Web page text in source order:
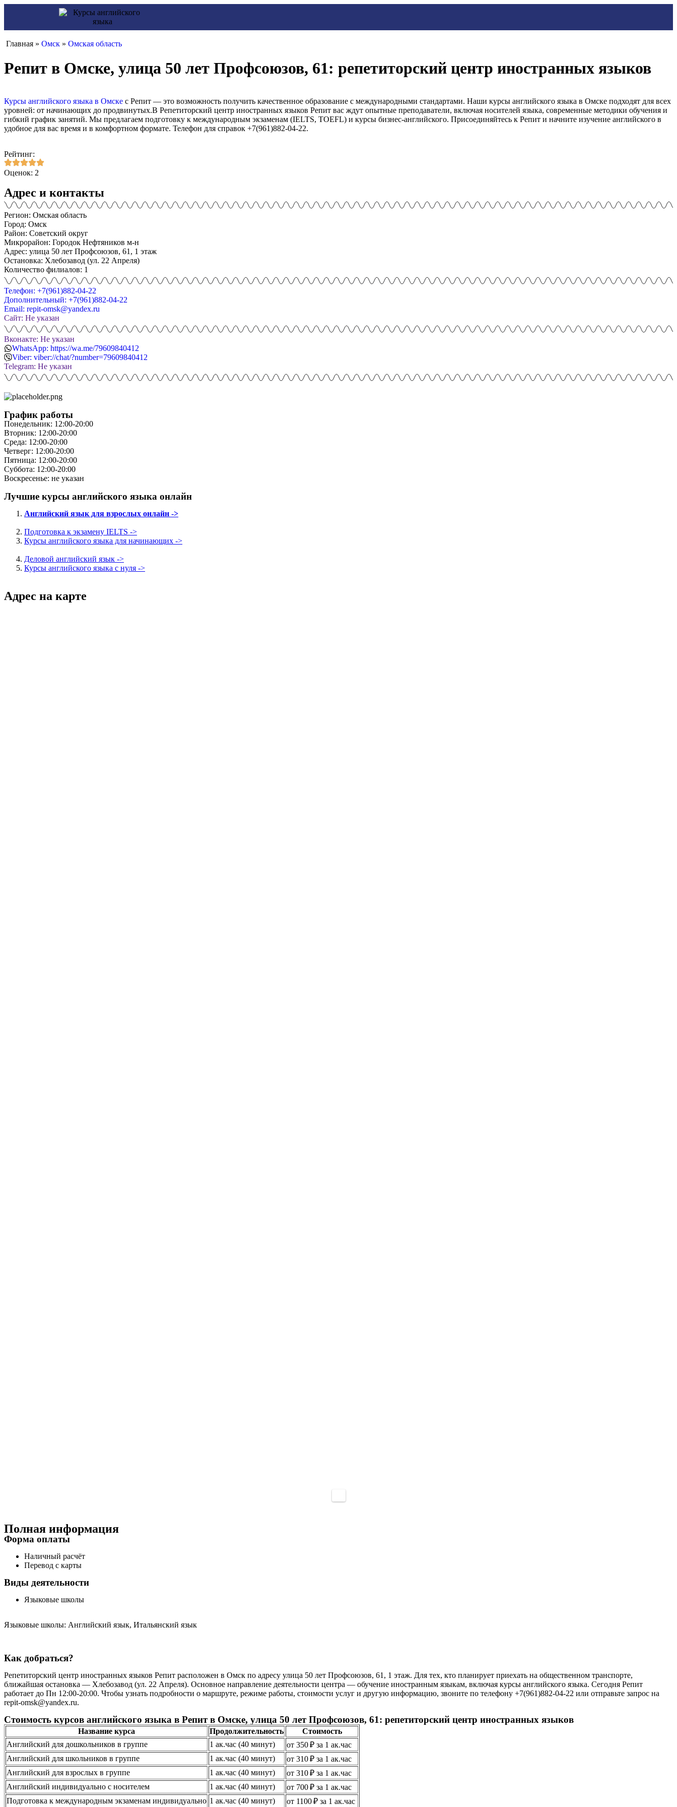
Главная » Омск » Омская область
Репит в Омске, улица 50 лет Профсоюзов, 61: репетиторский центр иностранных языков
Курсы английского языка в Омске с Репит — это возможность получить качественное образование с международными стандартами. Наши курсы английского языка в Омске подходят для всех
уровней: от начинающих до продвинутых.В Репетиторский центр иностранных языков Репит вас ждут опытные преподаватели, включая носителей языка, современные методики обучения и
гибкий график занятий. Мы предлагаем подготовку к международным экзаменам (IELTS, TOEFL) и курсы бизнес-английского. Присоединяйтесь к Репит и начните изучение английского в
удобное для вас время и в комфортном формате. Телефон для справок +7(961)882-04-22.
Рейтинг:
Оценок: 2
Адрес и контакты
Регион: Омская область
Город: Омск
Район: Советский округ
Микрорайон: Городок Нефтяников м-н
Адрес: улица 50 лет Профсоюзов, 61, 1 этаж
Остановка: Хлебозавод (ул. 22 Апреля)
Количество филиалов: 1
Телефон: +7(961)882-04-22
Дополнительный: +7(961)882-04-22
Email: repit-omsk@yandex.ru
Сайт: Не указан
Вконакте: Не указан
WhatsApp: https://wa.me/79609840412
Viber: viber://chat/?number=79609840412
Telegram: Не указан
График работы
Понедельник: 12:00-20:00
Вторник: 12:00-20:00
Среда: 12:00-20:00
Четверг: 12:00-20:00
Пятница: 12:00-20:00
Суббота: 12:00-20:00
Воскресенье: не указан
Лучшие курсы английского языка онлайн
Английский язык для взрослых онлайн ->
Подготовка к экзамену IELTS ->
Курсы английского языка для начинающих ->
Деловой английский язык ->
Курсы английского языка с нуля ->
Адрес на карте
Полная информация
Форма оплаты
Наличный расчёт
Перевод с карты
Виды деятельности
Языковые школы
Языковые школы: Английский язык, Итальянский язык
Как добраться?
Репетиторский центр иностранных языков Репит расположен в Омск по адресу улица 50 лет Профсоюзов, 61, 1 этаж. Для тех, кто планирует приехать на общественном транспорте,
ближайшая остановка — Хлебозавод (ул. 22 Апреля). Основное направление деятельности центра — обучение иностранным языкам, включая курсы английского языка. Сегодня Репит
работает до Пн 12:00-20:00. Чтобы узнать подробности о маршруте, режиме работы, стоимости услуг и другую информацию, звоните по телефону +7(961)882-04-22 или отправьте запрос на
repit-omsk@yandex.ru.
Стоимость курсов английского языка в Репит в Омске, улица 50 лет Профсоюзов, 61: репетиторский центр иностранных языков
Название курса Продолжительность
Стоимость
Английский для дошкольников в группе
1 ак.час (40 минут)
от 350 ₽ за 1 ак.час
Английский для школьников в группе
1 ак.час (40 минут)
от 310 ₽ за 1 ак.час
Английский для взрослых в группе
1 ак.час (40 минут)
от 310 ₽ за 1 ак.час
Английский индивидуально с носителем
1 ак.час (40 минут)
от 700 ₽ за 1 ак.час
Подготовка к международным экзаменам индивидуально 1 ак.час (40 минут) от 1100 ₽ за 1 ак.час